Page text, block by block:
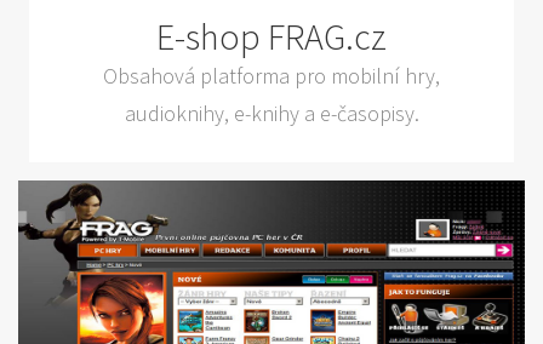
E-shop FRAG.cz
Obsahová platforma pro mobilní hry,
audioknihy, e-knihy a e-časopisy.